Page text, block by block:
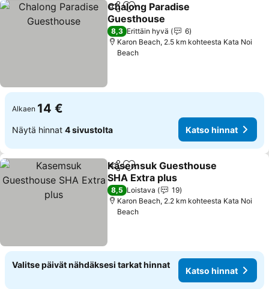
Jaa Lisää suosikkeihin
Chalong Paradise
Guesthouse
8,3 Erittäin hyvä
6
Karon Beach, 2.5 km kohteesta Kata Noi
Beach
Alkaen 14 €
Näytä hinnat 4 sivustolta Katso hinnat
Jaa Lisää suosikkeihin
Kasemsuk Guesthouse
SHA Extra plus
8,5 Loistava
19
Karon Beach, 2.2 km kohteesta Kata Noi
Beach
Valitse päivät nähdäksesi tarkat hinnat
Katso hinnat